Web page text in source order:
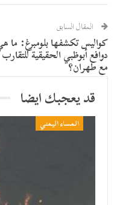
المقال السابق
كواليس تكشفها بلومبرغ: ما
دوافع أبوظبي الحقيقية للتقارب
مع طهران؟
قد يعجبك ايضا
المساء اليمني